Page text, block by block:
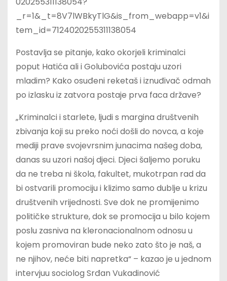
_r=1&_t=8V7lWBkyTlG&is_from_webapp=v1&i
tem_id=7124020255311138054
Postavlja se pitanje, kako okorjeli kriminalci
poput Hatića ali i Golubovića postaju uzori
mladim? Kako osuđeni reketaš i iznuđivač odmah
po izlasku iz zatvora postaje prva faca države?
„Kriminalci i starlete, ljudi s margina društvenih
zbivanja koji su preko noći došli do novca, a koje
mediji prave svojevrsnim junacima našeg doba,
danas su uzori našoj djeci. Djeci šaljemo poruku
da ne treba ni škola, fakultet, mukotrpan rad da
bi ostvarili promociju i klizimo samo dublje u krizu
društvenih vrijednosti. Sve dok ne promijenimo
političke strukture, dok se promocija u bilo kojem
poslu zasniva na kleronacionalnom odnosu u
kojem promoviran bude neko zato što je naš, a
ne njihov, neće biti napretka“ – kazao je u jednom
intervjuu sociolog Srđan Vukadinović